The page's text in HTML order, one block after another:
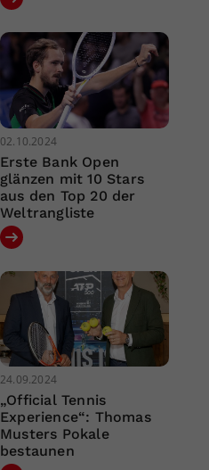
02.10.2024
Erste Bank Open
glänzen mit 10 Stars
aus den Top 20 der
Weltrangliste
24.09.2024
„Official Tennis
Experience“: Thomas
Musters Pokale
bestaunen